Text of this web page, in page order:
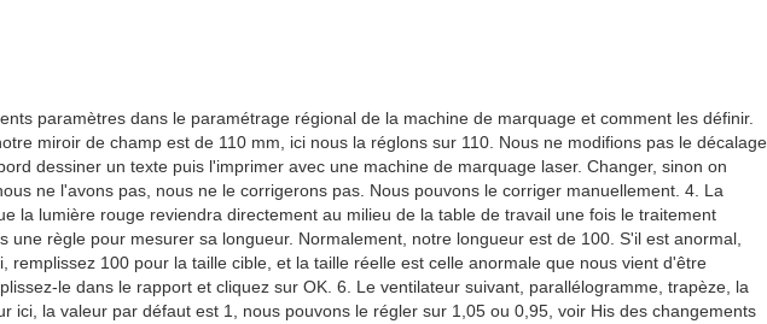
paramètres dans le paramétrage régional de la machine de marquage et comment les définir.
miroir de champ est de 110 mm, ici nous la réglons sur 110. Nous ne modifions pas le décalage
dessiner un texte puis l'imprimer avec une machine de marquage laser. Changer, sinon on
ne l'avons pas, nous ne le corrigerons pas. Nous pouvons le corriger manuellement. 4. La
la lumière rouge reviendra directement au milieu de la table de travail une fois le traitement
règle pour mesurer sa longueur. Normalement, notre longueur est de 100. S'il est anormal,
100 pour la taille cible, et la taille réelle est celle anormale que nous vient d'être
le dans le rapport et cliquez sur OK. 6. Le ventilateur suivant, parallélogramme, trapèze, la
la valeur par défaut est 1, nous pouvons le régler sur 1,05 ou 0,95, voir His des changements